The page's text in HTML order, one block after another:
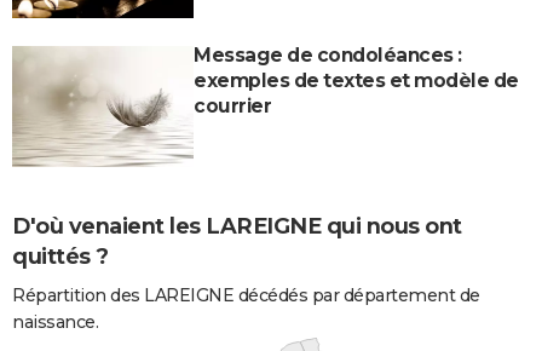
Message de condoléances :
exemples de textes et modèle de
courrier
D'où venaient les LAREIGNE qui nous ont
quittés ?
Répartition des LAREIGNE décédés par département de
naissance.